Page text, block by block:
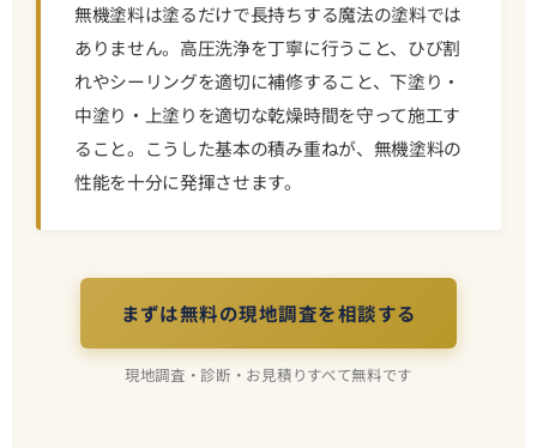
無機塗料は塗るだけで長持ちする魔法の塗料では
ありません。高圧洗浄を丁寧に行うこと、ひび割
れやシーリングを適切に補修すること、下塗り・
中塗り・上塗りを適切な乾燥時間を守って施工す
ること。こうした基本の積み重ねが、無機塗料の
性能を十分に発揮させます。
まずは無料の現地調査を相談する
現地調査・診断・お見積りすべて無料です